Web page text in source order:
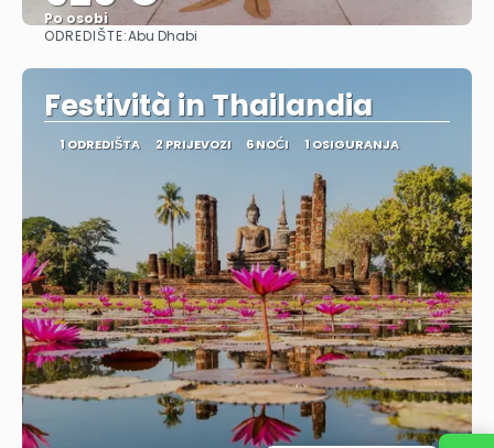
Po osobi
ODREDIŠTE:Abu Dhabi
Festività in Thailandia
1 ODREDIŠTA 2 PRIJEVOZI 6 NOĆI 1 OSIGURANJA